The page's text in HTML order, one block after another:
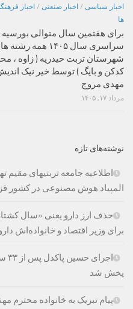
اخبار سیاسی / اخبار صنعتی / اخبار
ها
برای هفتمین سال متوالی بورسیه
سراسری سال ۱۴۰۵
شهرستان تربت حیدریه ( زاوه ،
کدکن و بایگ ) توسط خیر نیک
مهدی مروج
مرداد ۱۷, ۱۴۰۵
نوشته‌های تازه
اطلاعیه جامعه تربتیهای
المپیاد هوش مصنوعی در کشور
حذف ارز دارو یعنی «سال
برای وزیر اقتصاد و خانواده‌اش
پخش شد
پیام تبریک به خانواده